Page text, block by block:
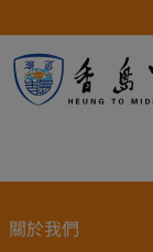
關於我們